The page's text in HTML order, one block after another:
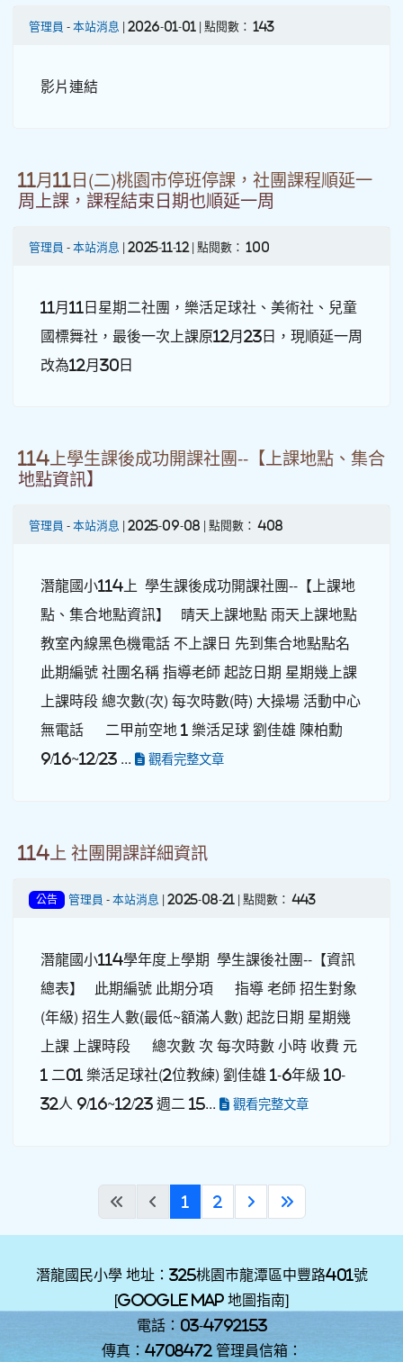
管理員 - 本站消息 | 2026-01-01 | 點閱數： 143
影片連結
11月11日(二)桃園市停班停課，社團課程順延一
周上課，課程結束日期也順延一周
管理員 - 本站消息 | 2025-11-12 | 點閱數： 100
11月11日星期二社團，樂活足球社、美術社、兒童
國標舞社，最後一次上課原12月23日，現順延一周
改為12月30日
114上學生課後成功開課社團--【上課地點、集合
地點資訊】
管理員 - 本站消息 | 2025-09-08 | 點閱數： 408
潛龍國小114上 學生課後成功開課社團--【上課地
點、集合地點資訊】 晴天上課地點 雨天上課地點
教室內線黑色機電話 不上課日 先到集合地點點名
此期編號 社團名稱 指導老師 起訖日期 星期幾上課
上課時段 總次數(次) 每次時數(時) 大操場 活動中心
無電話 二甲前空地 1 樂活足球 劉佳雄 陳柏勳
9/16~12/23 ...
觀看完整文章
114上 社團開課詳細資訊
公告 管理員 - 本站消息 | 2025-08-21 | 點閱數： 443
潛龍國小114學年度上學期 學生課後社團--【資訊
總表】 此期編號 此期分項 指導 老師 招生對象
(年級) 招生人數(最低~額滿人數) 起訖日期 星期幾
上課 上課時段 總次數 次 每次時數 小時 收費 元
1 二01 樂活足球社(2位教練) 劉佳雄 1-6年級 10-
32人 9/16~12/23 週二 15...
觀看完整文章
« ‹ 1 (current)
2 › »
潛龍國民小學 地址：325桃園巿龍潭區中豐路401號
[Google Map 地圖指南]
電話：03-4792153
傳真：4708472 管理員信箱：